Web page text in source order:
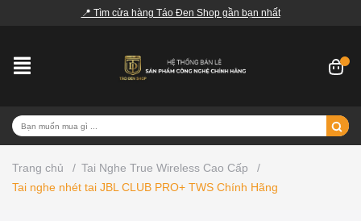
📍 Tìm cửa hàng Táo Đen Shop gần bạn nhất
Trang chủ / Tai Nghe True Wireless Cao Cấp
/
Tai nghe nhét tai JBL CLUB PRO+ TWS Chính Hãng